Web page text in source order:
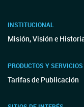
INSTITUCIONAL
Misión, Visión e
PRODUCTOS Y SERVICIOS
Tarifas de Publicación